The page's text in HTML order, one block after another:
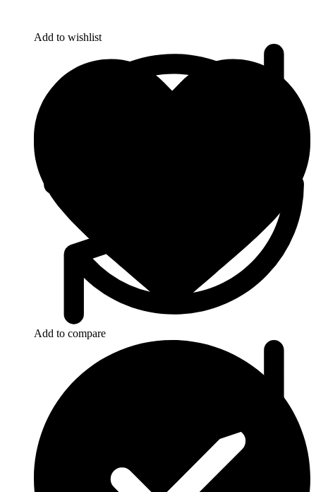
Add to wishlist
Add to compare